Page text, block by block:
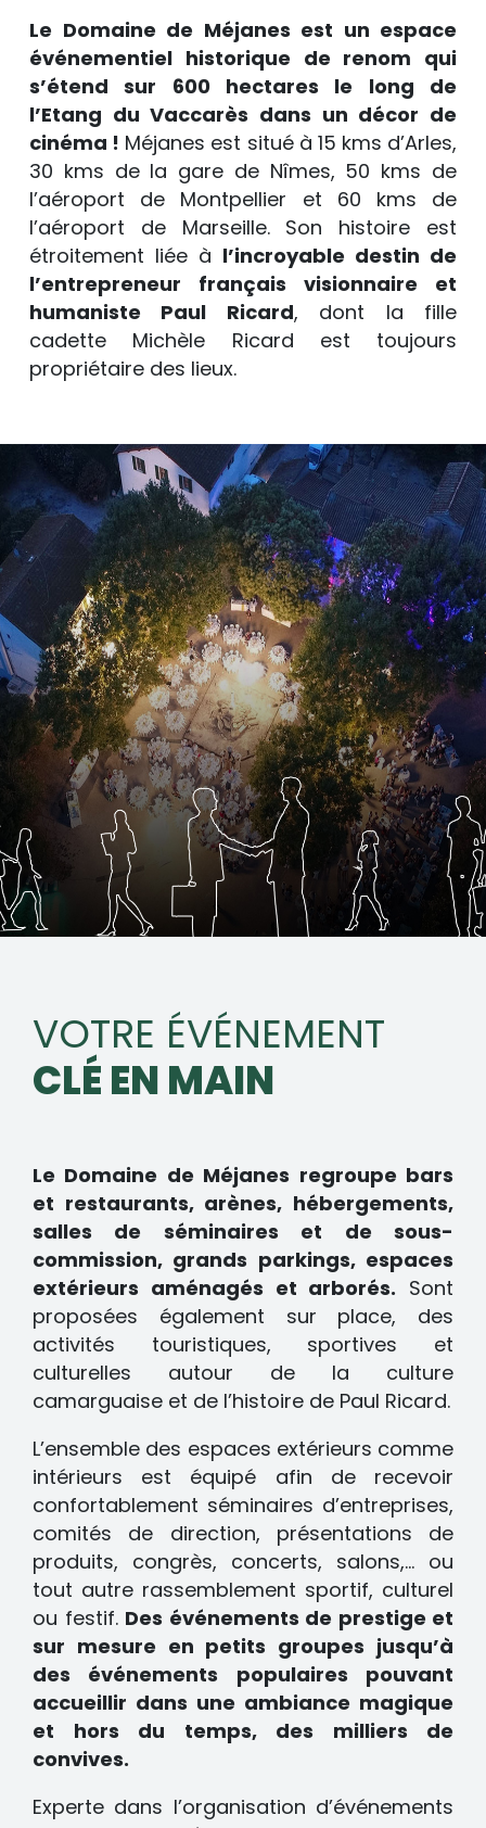
Le Domaine de Méjanes est un espace
événementiel historique de renom qui
s’étend sur 600 hectares le long de
l’Etang du Vaccarès dans un décor de
cinéma ! Méjanes est situé à 15 kms d’Arles,
30 kms de la gare de Nîmes, 50 kms de
l’aéroport de Montpellier et 60 kms de
l’aéroport de Marseille. Son histoire est
étroitement liée à l’incroyable destin de
l’entrepreneur français visionnaire et
humaniste Paul Ricard, dont la fille
cadette Michèle Ricard est toujours
propriétaire des lieux.
VOTRE ÉVÉNEMENT
CLÉ EN MAIN
Le Domaine de Méjanes regroupe bars
et restaurants, arènes, hébergements,
salles de séminaires et de sous-
commission, grands parkings, espaces
extérieurs aménagés et arborés. Sont
proposées également sur place, des
activités touristiques, sportives et
culturelles autour de la culture
camarguaise et de l’histoire de Paul Ricard.
L’ensemble des espaces extérieurs comme
intérieurs est équipé afin de recevoir
confortablement séminaires d’entreprises,
comités de direction, présentations de
produits, congrès, concerts, salons,… ou
tout autre rassemblement sportif, culturel
ou festif. Des événements de prestige et
sur mesure en petits groupes jusqu’à
des événements populaires pouvant
accueillir dans une ambiance magique
et hors du temps, des milliers de
convives.
Experte dans l’organisation d’événements